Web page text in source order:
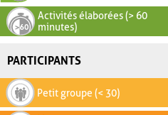
Activités élaborées (> 60
minutes)
PARTICIPANTS
Petit groupe (< 30)